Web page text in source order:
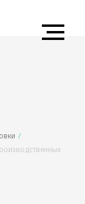
/